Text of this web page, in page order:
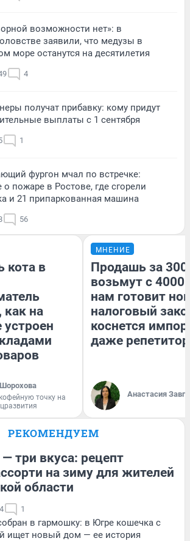
возможности нет»: в
заявили, что медузы в
море останутся на десятилетия
4
получат прибавку: кому придут
выплаты с 1 сентября
1
фургон мчал по встречке:
о пожаре в Ростове, где сгорели
и 21 припаркованная машина
56
кота в
как на
точку на
МНЕНИЕ
Продашь за
возьмут с
нам готовит
налоговый
коснется
даже
Анастасия
РЕКОМЕНДУЕМ
три вкуса: рецепт
на зиму для жителей
области
1
в гармошку: в Югре кошечка с
ищет новый дом — ее история